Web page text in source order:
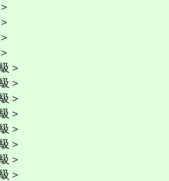
＞
＞
＞
＞
＞
＞
＞
＞